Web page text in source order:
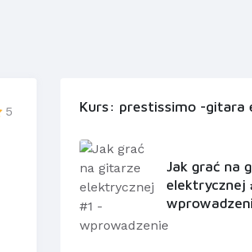
5 Kurs: prestissimo -gitara
Jak grać na
elektrycznej